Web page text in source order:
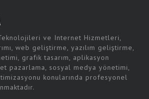
ve Internet Hizmetleri,
web geliştirme, yazılım geliştirme,
grafik tasarım, aplikasyon
pazarlama, sosyal medya yönetimi,
konularında profesyonel